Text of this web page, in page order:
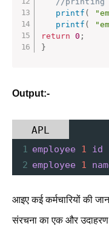
printf (
printf (
return
0 ;
}
Output:-
APL
1 employee 1 id
2 employee 1
आइए कई कर्मचारियों की
संरचना का एक और